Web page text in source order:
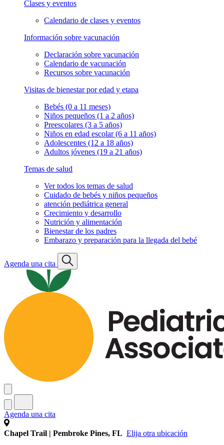
Clases y eventos
Calendario de clases y eventos
Información sobre vacunación
Declaración sobre vacunación
Calendario de vacunación
Recursos sobre vacunación
Visitas de bienestar por edad y etapa
Bebés (0 a 11 meses)
Niños pequeños (1 a 2 años)
Preescolares (3 a 5 años)
Niños en edad escolar (6 a 11 años)
Adolescentes (12 a 18 años)
Adultos jóvenes (19 a 21 años)
Temas de salud
Ver todos los temas de salud
Cuidado de bebés y niños pequeños
atención pediátrica general
Crecimiento y desarrollo
Nutrición y alimentación
Bienestar de los padres
Embarazo y preparación para la llegada del bebé
Agenda una cita
Agenda una cita
Chapel Trail | Pembroke Pines, FL Elija otra ubicación